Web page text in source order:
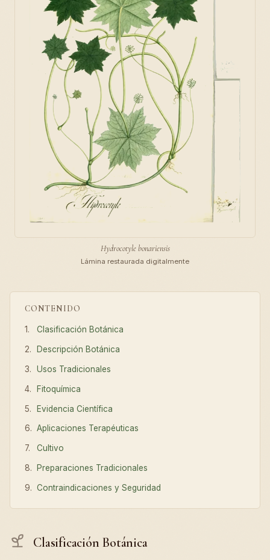
CONTENIDO
Clasificación Botánica
Descripción Botánica
Usos Tradicionales
Fitoquímica
Evidencia Científica
Aplicaciones Terapéuticas
Cultivo
Preparaciones Tradicionales
Contraindicaciones y Seguridad
Clasificación Botánica
Hydrocotyle bonariensis
Lámina restaurada digitalmente